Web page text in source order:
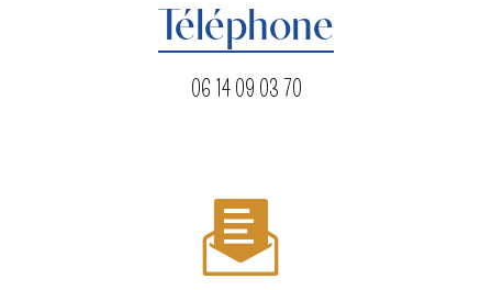
Téléphone
06 14 09 03 70